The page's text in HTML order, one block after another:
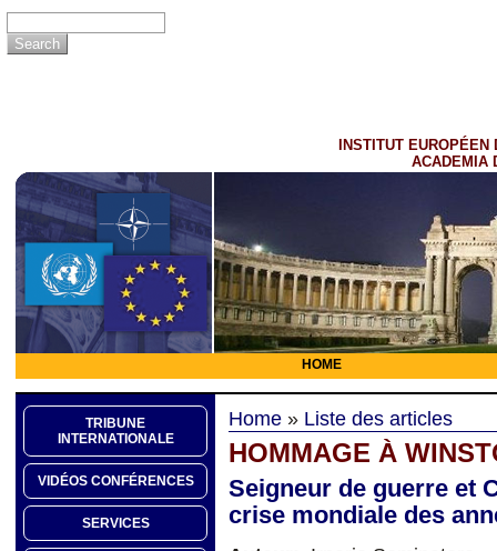
INSTITUT EUROPÉEN
ACADEMIA
HOME
TRIBUNE
INTERNATIONALE
VIDÉOS CONFÉRENCES
SERVICES
Home » Liste des articles
HOMMAGE À
Seigneur de guerre et
crise mondiale des